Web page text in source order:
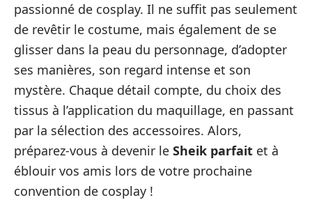
passionné de cosplay. Il ne suffit pas seulement
de revêtir le costume, mais également de se
glisser dans la peau du personnage, d’adopter
ses manières, son regard intense et son
mystère. Chaque détail compte, du choix des
tissus à l’application du maquillage, en passant
par la sélection des accessoires. Alors,
préparez-vous à devenir le Sheik parfait et à
éblouir vos amis lors de votre prochaine
convention de cosplay !